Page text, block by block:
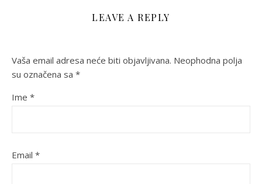
LEAVE A REPLY
Vaša email adresa neće biti objavljivana. Neophodna polja
su označena sa *
Ime *
Email *